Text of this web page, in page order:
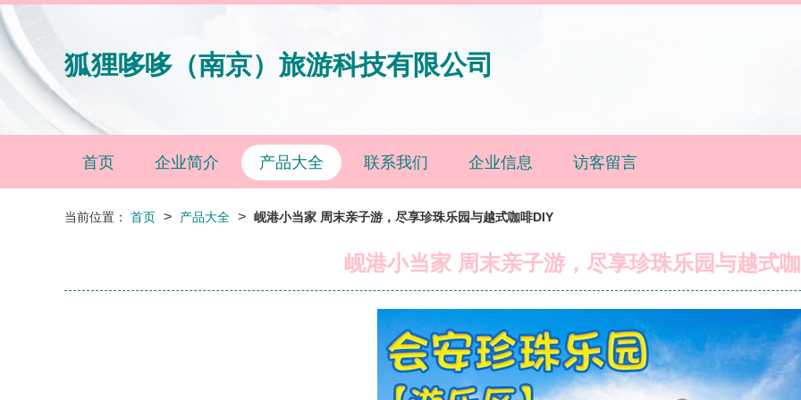
狐狸哆哆（南京）旅游科技有限公司
首页 企业简介 产品大全 联系我们 企业信息 访客留言
当前位置： 首页 > 产品大全 > 岘港小当家 周末亲子游，尽享珍珠乐园与越式咖啡DIY
岘港小当家 周末亲子游，尽享珍珠乐园与越式